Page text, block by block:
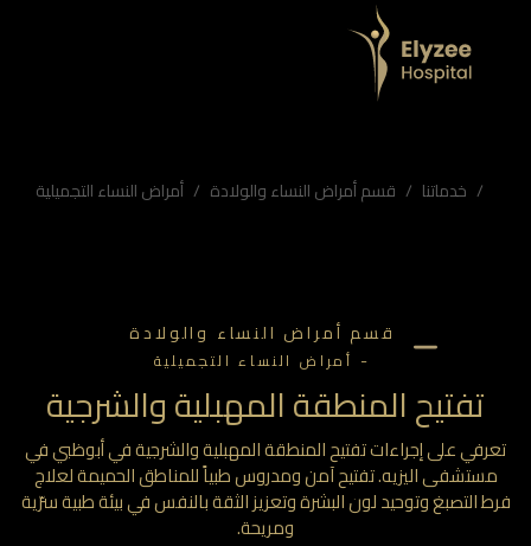
خدماتنا قسم أمراض النساء والولادة أمراض النساء التجميلية
قسم أمراض النساء والولادة
أمراض النساء التجميلية
تفتيح المنطقة المهبلية والشرجية
على إجراءات تفتيح المنطقة المهبلية والشرجية في أبوظبي في
اليزيه. تفتيح آمن ومدروس طبياً للمناطق الحميمة لعلاج
التصبغ وتوحيد لون البشرة وتعزيز الثقة بالنفس في بيئة طبية سرّية
ومريحة.